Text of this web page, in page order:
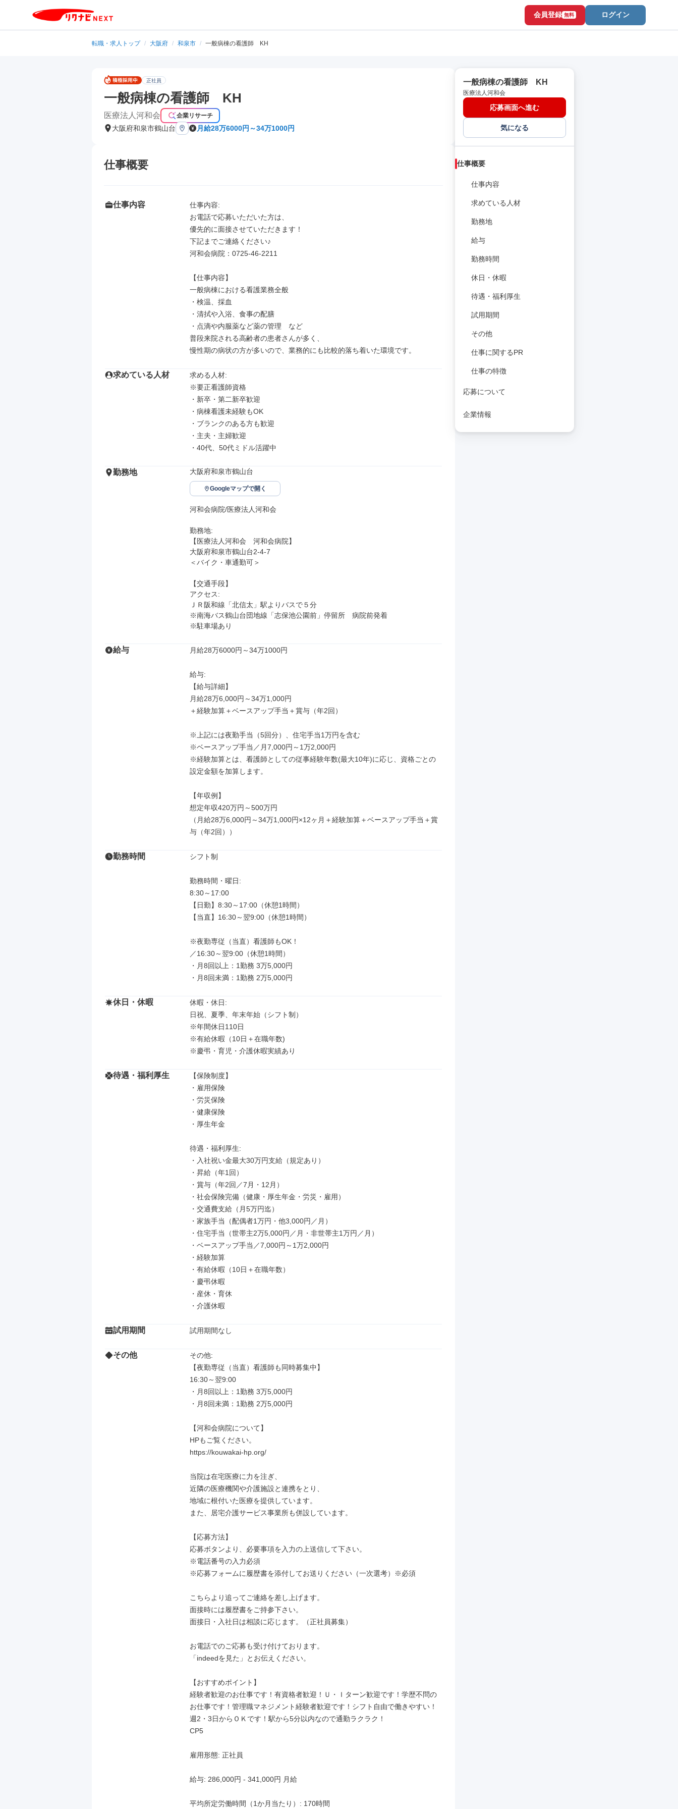
会員登録 無料 ログイン
転職・求人トップ / 大阪府 / 和泉市 / 一般病棟の看護師 KH
正社員
一般病棟の看護師 KH
医療法人河和会 企業リサーチ
大阪府和泉市鶴山台 月給28万6000円～34万1000円
仕事概要
仕事内容
仕事内容:
お電話で応募いただいた方は、
優先的に面接させていただきます！
下記までご連絡ください♪
河和会病院：0725-46-2211
【仕事内容】
一般病棟における看護業務全般
・検温、採血
・清拭や入浴、食事の配膳
・点滴や内服薬など薬の管理　など
普段来院される高齢者の患者さんが多く、
慢性期の病状の方が多いので、業務的にも比較的落ち着いた環境です。
求めている人材
求める人材:
※要正看護師資格
・新卒・第二新卒歓迎
・病棟看護未経験もOK
・ブランクのある方も歓迎
・主夫・主婦歓迎
・40代、50代ミドル活躍中
勤務地 大阪府和泉市鶴山台
Googleマップで開く
河和会病院/医療法人河和会
勤務地:
【医療法人河和会　河和会病院】
大阪府和泉市鶴山台2-4-7
＜バイク・車通勤可＞
【交通手段】
アクセス:
ＪＲ阪和線「北信太」駅よりバスで５分
※南海バス鶴山台団地線「志保池公園前」停留所　病院前発着
※駐車場あり
給与 月給28万6000円～34万1000円
給与:
【給与詳細】
月給28万6,000円～34万1,000円
＋経験加算＋ベースアップ手当＋賞与（年2回）
※上記には夜勤手当（5回分）、住宅手当1万円を含む
※ベースアップ手当／月7,000円～1万2,000円
※経験加算とは、看護師としての従事経験年数(最大10年)に応じ、資格ごとの
設定金額を加算します。
【年収例】
想定年収420万円～500万円
（月給28万6,000円～34万1,000円×12ヶ月＋経験加算＋ベースアップ手当＋賞
与（年2回））
勤務時間 シフト制
勤務時間・曜日:
8:30～17:00
【日勤】8:30～17:00（休憩1時間）
【当直】16:30～翌9:00（休憩1時間）
※夜勤専従（当直）看護師もOK！
／16:30～翌9:00（休憩1時間）
・月8回以上：1勤務 3万5,000円
・月8回未満：1勤務 2万5,000円
休日・休暇
休暇・休日:
日祝、夏季、年末年始（シフト制）
※年間休日110日
※有給休暇（10日＋在職年数)
※慶弔・育児・介護休暇実績あり
待遇・福利厚生
【保険制度】
・雇用保険
・労災保険
・健康保険
・厚生年金
待遇・福利厚生:
・入社祝い金最大30万円支給（規定あり）
・昇給（年1回）
・賞与（年2回／7月・12月）
・社会保険完備（健康・厚生年金・労災・雇用）
・交通費支給（月5万円迄）
・家族手当（配偶者1万円・他3,000円／月）
・住宅手当（世帯主2万5,000円／月・非世帯主1万円／月）
・ベースアップ手当／7,000円～1万2,000円
・経験加算
・有給休暇（10日＋在職年数）
・慶弔休暇
・産休・育休
・介護休暇
試用期間 試用期間なし
その他
その他:
【夜勤専従（当直）看護師も同時募集中】
16:30～翌9:00
・月8回以上：1勤務 3万5,000円
・月8回未満：1勤務 2万5,000円
【河和会病院について】
HPもご覧ください。
https://kouwakai-hp.org/
当院は在宅医療に力を注ぎ、
近隣の医療機関や介護施設と連携をとり、
地域に根付いた医療を提供しています。
また、居宅介護サービス事業所も併設しています。
【応募方法】
応募ボタンより、必要事項を入力の上送信して下さい。
※電話番号の入力必須
※応募フォームに履歴書を添付してお送りください（一次選考）※必須
こちらより追ってご連絡を差し上げます。
面接時には履歴書をご持参下さい。
面接日・入社日は相談に応じます。（正社員募集）
お電話でのご応募も受け付けております。
「indeedを見た」とお伝えください。
【おすすめポイント】
経験者歓迎のお仕事です！有資格者歓迎！Ｕ・Ｉターン歓迎です！学歴不問の
お仕事です！管理職マネジメント経験者歓迎です！シフト自由で働きやすい！
週2・3日からＯＫです！駅から5分以内なので通勤ラクラク！
CP5
雇用形態: 正社員
給与: 286,000円 - 341,000円 月給
平均所定労働時間（1か月当たり）: 170時間
一般病棟の看護師 KH
医療法人河和会
応募画面へ進む
気になる
仕事概要
仕事内容
求めている人材
勤務地
給与
勤務時間
休日・休暇
待遇・福利厚生
試用期間
その他
仕事に関するPR
仕事の特徴
応募について
企業情報